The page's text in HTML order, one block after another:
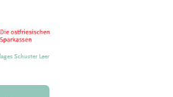
Schuster Leer